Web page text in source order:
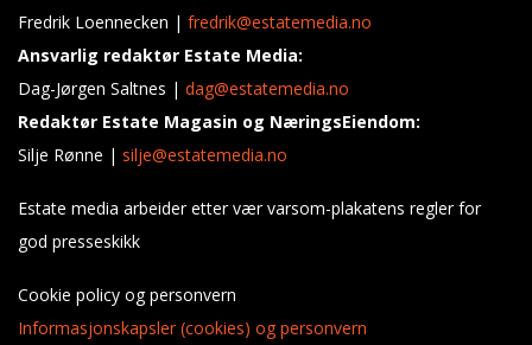
Fredrik Loennecken | fredrik@estatemedia.no
Ansvarlig redaktør Estate Media:
Dag-Jørgen Saltnes | dag@estatemedia.no
Redaktør Estate Magasin og NæringsEiendom:
Silje Rønne | silje@estatemedia.no
Estate media arbeider etter vær varsom-plakatens regler for
god presseskikk
Cookie policy og personvern
Informasjonskapsler (cookies) og personvern